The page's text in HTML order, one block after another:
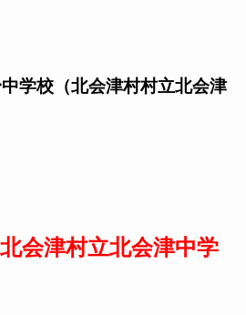
学校（北会津村村立北会津
北会津村立北会津中学